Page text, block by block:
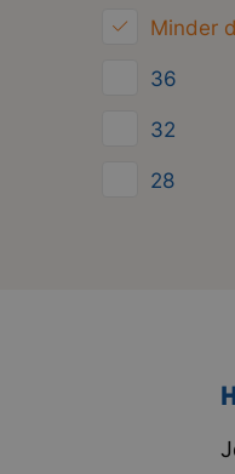
Minder
36
32
28